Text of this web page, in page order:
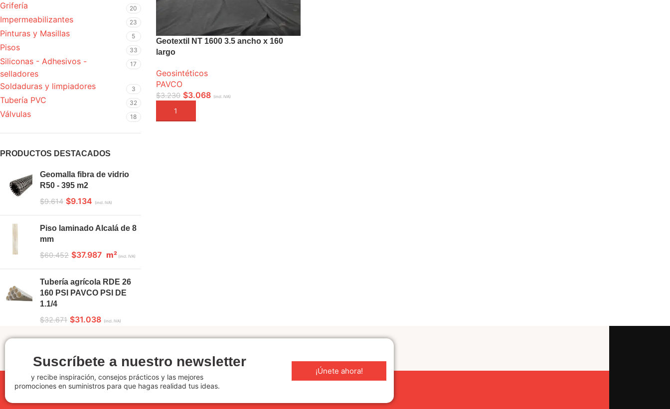
Grifería 20
Impermeabilizantes 23
Pinturas y Masillas 5
Pisos 33
Siliconas - Adhesivos -
selladores
17
Soldaduras y limpiadores 3
Tubería PVC 32
Válvulas 18
PRODUCTOS DESTACADOS
Geomalla fibra de vidrio
R50 - 395 m2
$9.614 $9.134 (incl. IVA)
Piso laminado Alcalá de 8
mm
$60.452 $37.987 m² (incl. IVA)
Tubería agrícola RDE 26
160 PSI PAVCO PSI DE
1.1/4
$32.671 $31.038 (incl. IVA)
Geotextil NT 1600 3.5 ancho x 160
largo
Geosintéticos
PAVCO
$3.230 $3.068 (incl. IVA)
AÑADIR A LA CESTA
Suscríbete a nuestro newsletter
y recibe inspiración, consejos prácticos y las mejores
promociones en suministros para que hagas realidad tus ideas.
¡Únete ahora!